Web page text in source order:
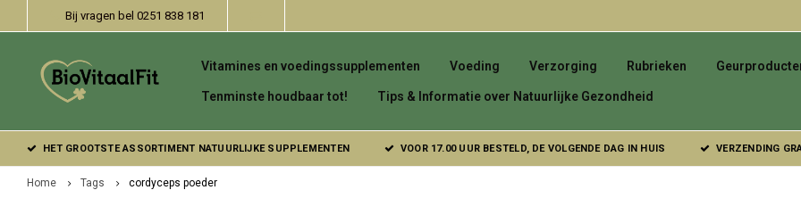
Bij vragen bel 0251 838 181
Vitamines en voedingssupplementen Voeding Verzorging Rubrieken
Tenminste houdbaar tot! Tips & Informatie over Natuurlijke Gezondheid
HET GROOTSTE ASSORTIMENT NATUURLIJKE SUPPLEMENTEN VOOR 17.00 UUR BESTELD, DE VOLGENDE DAG IN HUIS VERZENDING
Home Tags cordyceps poeder